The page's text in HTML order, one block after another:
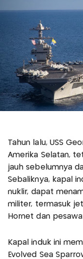
Tahun lalu, USS
Amerika Selatan,
jauh sebelumnya
Sebaliknya, kapal
nuklir, dapat
militer, termasuk
Hornet dan
Kapal induk ini
Evolved Sea